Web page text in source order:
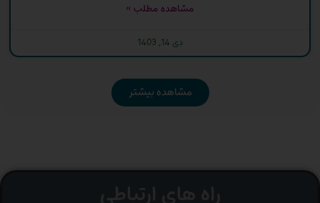
مشاهده مطلب »
دی 14, 1403
مشاهده بیشتر